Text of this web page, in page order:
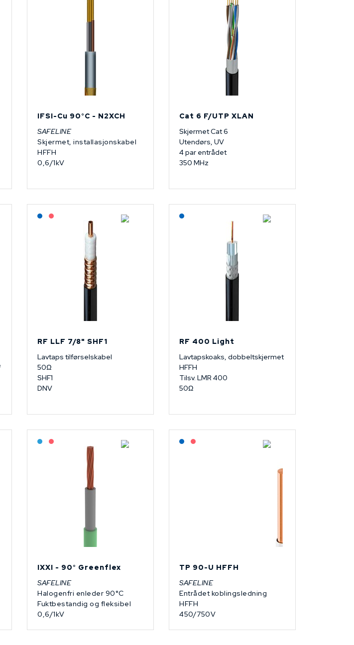
IFSI-Cu 90°C - N2XCH
SAFELINE
Skjermet, installasjonskabel
HFFH
0,6/1kV
Cat 6 F/UTP XLAN
Skjermet Cat 6
Utendørs, UV
4 par entrådet
350 MHz
Lagerført: NEK Kabel
RF LLF 7/8" SHF1
Lavtaps tilførselskabel
50Ω
SHF1
DNV
RF 400 Light
Lavtapskoaks, dobbeltskjermet
HFFH
Tilsv. LMR 400
50Ω
Bestilling: 2-3 uker
IXXI - 90° Greenflex
SAFELINE
Halogenfri enleder 90°C
Fuktbestandig og fleksibel
0,6/1kV
Lagerført: NEK Kabel
TP 90-U HFFH
SAFELINE
Entrådet koblingsledning
HFFH
450/750V